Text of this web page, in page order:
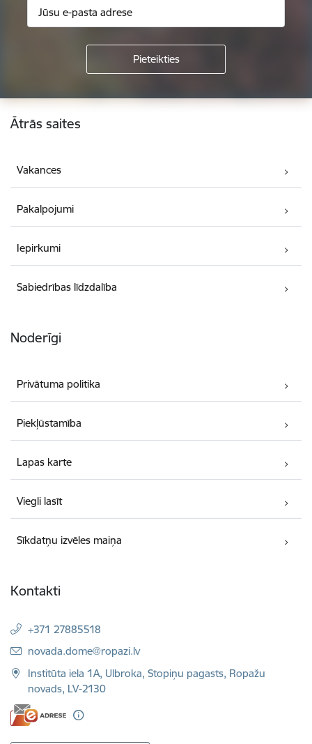
Kājene
Ātrās saites
Vakances
Pakalpojumi
Iepirkumi
Sabiedrības līdzdalība
Noderīgi
Privātuma politika
Piekļūstamība
Lapas karte
Viegli lasīt
Sīkdatņu izvēles maiņa
Kontakti
+371 27885518
E-pasts:
novada.dome@ropazi.lv
Institūta iela 1A, Ulbroka, Stopiņu pagasts, Ropažu
novads, LV-2130